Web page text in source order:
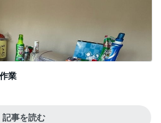
業
記事を読む